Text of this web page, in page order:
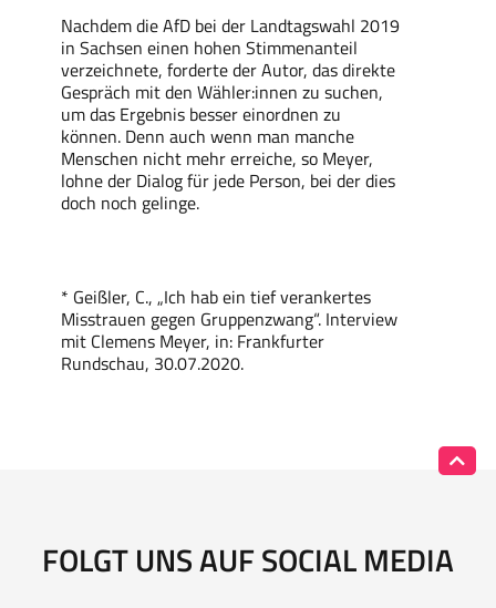
Nachdem die AfD bei der Landtagswahl 2019
in Sachsen einen hohen Stimmenanteil
verzeichnete, forderte der Autor, das direkte
Gespräch mit den Wähler:innen zu suchen,
um das Ergebnis besser einordnen zu
können. Denn auch wenn man manche
Menschen nicht mehr erreiche, so Meyer,
lohne der Dialog für jede Person, bei der dies
doch noch gelinge.
* Geißler, C., „Ich habein tief verankertes
Misstrauen gegen Gruppenzwang“. Interview
mit Clemens Meyer, in: Frankfurter
Rundschau, 30.07.2020.
FOLGT UNS AUF SOCIAL MEDIA